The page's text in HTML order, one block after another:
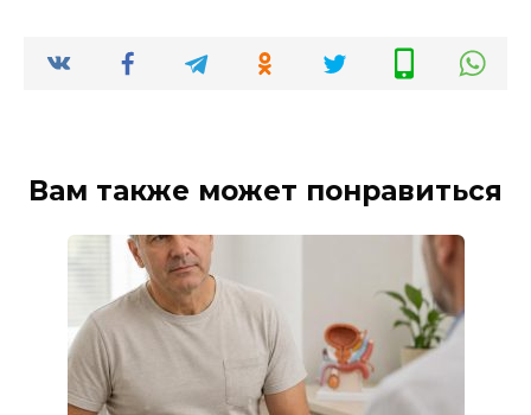
Вам также может понравиться